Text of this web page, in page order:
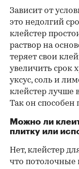
Зависит от
это недолгий
клейстер
раствор на
теряет свои
увеличить срок
уксус, соль и
клейстер лучше
Так он способен
Можно ли
плитку или
Нет, клейстер
что потолочные